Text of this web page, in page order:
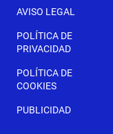
AVISO LEGAL
POLÍTICA DE
PRIVACIDAD
POLÍTICA DE
COOKIES
PUBLICIDAD